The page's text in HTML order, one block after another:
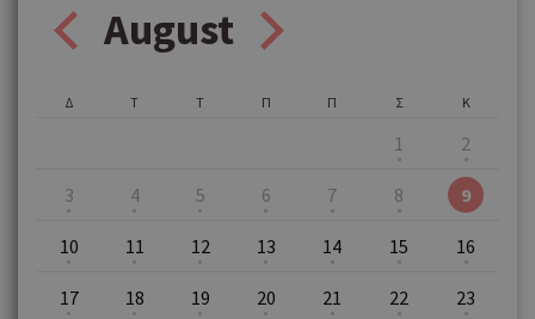
August
Δ Τ Τ Π Π Σ
1
Κ
2
3 4 5 6 7 8 9
10 11 12 13 14 15 16
17 18 19 20 21 22 23